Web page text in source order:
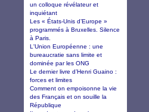
un colloque révélateur et
inquiétant
Les « États-Unis d’Europe »
programmés à Bruxelles. Silence
à Paris.
L'Union Européenne : une
bureaucratie sans limite et
dominée par les ONG
Le dernier livre d’Henri Guaino :
forces et limites
Comment on empoisonne la vie
des Français et on souille la
République